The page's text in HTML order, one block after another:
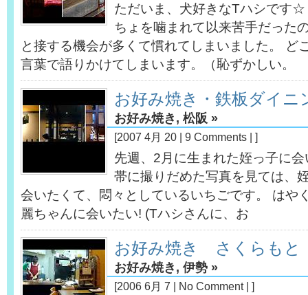
ただいま、犬好きなTハシです
ちょを噛まれて以来苦手だった
と接する機会が多くて慣れてしまいました。 ど
言葉で語りかけてしまいます。（恥ずかしい。
お好み焼き・鉄板ダイ
お好み焼き , 松阪 »
[2007 4月 20 | 9 Comments | ]
先週、2月に生まれた姪っ子に
帯に撮りだめた写真を見ては、
会いたくて、悶々としているいちごです。 はや
麗ちゃんに会いたい! (Tハシさんに、お
お好み焼き さくらもと
お好み焼き , 伊勢 »
[2006 6月 7 | No Comment| ]